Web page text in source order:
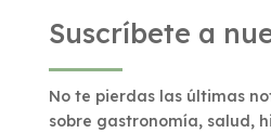
Suscríbete a
No te pierdas las últimas
sobre gastronomía, salud,